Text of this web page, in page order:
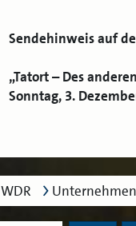
Sendehinweis auf
„Tatort – Des
Sonntag, 3.
WDR Unternehmen